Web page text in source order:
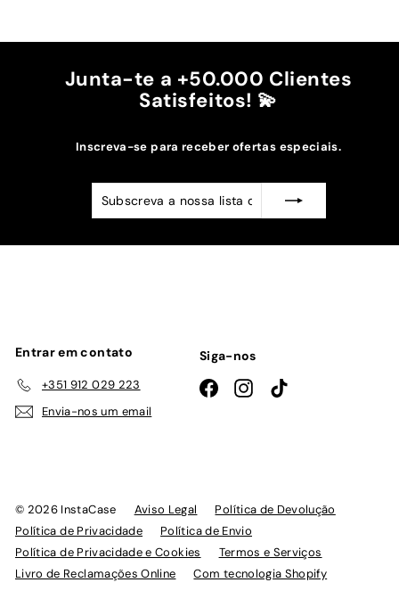
Junta-te a +50.000 Clientes
Satisfeitos! 💫
Inscreva-se para receber ofertas especiais.
Subscreva
a
Subscrever
Entrar em contato
+351 912 029 223
Envia-nos um email
Siga-nos
FacebookInstagramTikTok
© 2026 InstaCase Aviso Legal
Política de Devolução
Política de Privacidade
Política de Envio
Política de Privacidade e Cookies
Termos e Serviços
Livro de Reclamações Online
Com tecnologia Shopify